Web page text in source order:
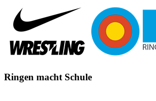
Ringen macht Schule